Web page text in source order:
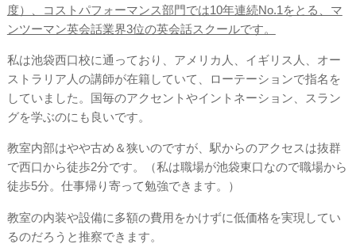
度）、コストパフォーマンス部門では10年連続No.1をとる、マ
ンツーマン英会話業界3位の英会話スクールです。
私は池袋西口校に通っており、アメリカ人、イギリス人、オー
ストラリア人の講師が在籍していて、ローテーションで指名を
していました。国毎のアクセントやイントネーション、スラン
グを学ぶのにも良いです。
教室内部はやや古め＆狭いのですが、駅からのアクセスは抜群
で西口から徒歩2分です。（私は職場が池袋東口なので職場から
徒歩5分。仕事帰り寄って勉強できます。）
教室の内装や設備に多額の費用をかけずに低価格を実現してい
るのだろうと推察できます。